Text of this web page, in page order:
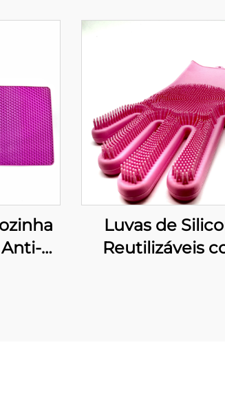
Luvas de
Reutilizáveis